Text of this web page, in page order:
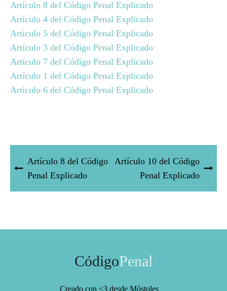
Artículo 8 del Código Penal Explicado
Artículo 4 del Código Penal Explicado
Artículo 5 del Código Penal Explicado
Artículo 3 del Código Penal Explicado
Artículo 7 del Código Penal Explicado
Artículo 1 del Código Penal Explicado
Artículo 6 del Código Penal Explicado
Artículo 8 del Código
Penal Explicado
Artículo 10 del Código
Penal Explicado
CódigoPenal
Creado con <3 desde Móstoles